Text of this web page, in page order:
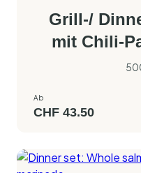
Grill-/
mit Chili-
Ab
CHF 43.50